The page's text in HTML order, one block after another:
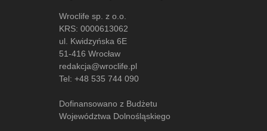
Wroclife sp. z o.o.
KRS: 0000613062
ul. Kwidzyńska 6E
51-416 Wrocław
redakcja@wroclife.pl
Tel: +48 535 744 090
Dofinansowano z Budżetu
Województwa Dolnośląskiego